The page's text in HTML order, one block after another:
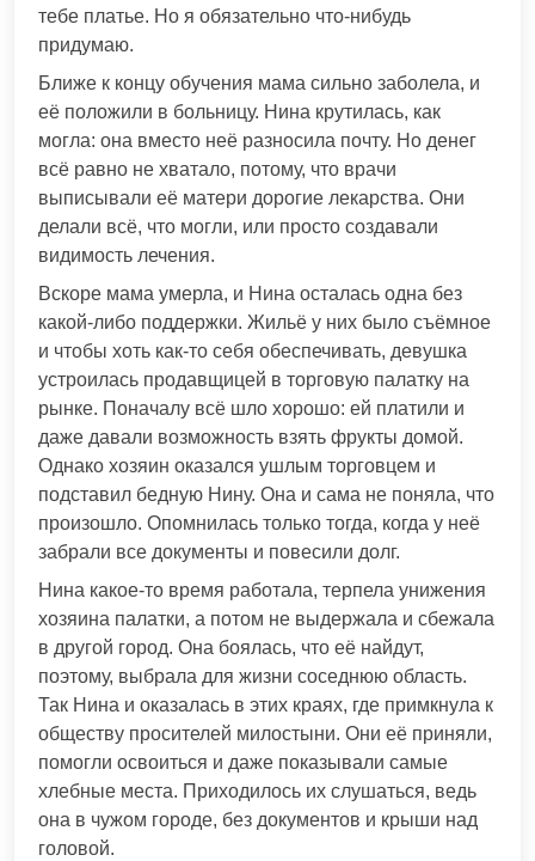
тебе платье. Но я обязательно что-нибудь
придумаю.
Ближе к концу обучения мама сильно заболела, и
её положили в больницу. Нина крутилась, как
могла: она вместо неё разносила почту. Но денег
всё равно не хватало, потому, что врачи
выписывали её матери дорогие лекарства. Они
делали всё, что могли, или просто создавали
видимость лечения.
Вскоре мама умерла, и Нина осталась одна без
какой-либо поддержки. Жильё у них было съёмное
и чтобы хоть как-то себя обеспечивать, девушка
устроилась продавщицей в торговую палатку на
рынке. Поначалу всё шло хорошо: ей платили и
даже давали возможность взять фрукты домой.
Однако хозяин оказался ушлым торговцем и
подставил бедную Нину. Она и сама не поняла, что
произошло. Опомнилась только тогда, когда у неё
забрали все документы и повесили долг.
Нина какое-то время работала, терпела унижения
хозяина палатки, а потом не выдержала и сбежала
в другой город. Она боялась, что её найдут,
поэтому, выбрала для жизни соседнюю область.
Так Нина и оказалась в этих краях, где примкнула к
обществу просителей милостыни. Они её приняли,
помогли освоиться и даже показывали самые
хлебные места. Приходилось их слушаться, ведь
она в чужом городе, без документов и крыши над
головой.